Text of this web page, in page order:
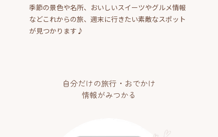
季節の景色や名所、おいしいスイーツやグルメ情報
などこれからの旅、週末に行きたい素敵なスポット
が見つかります♪
自分だけの旅行・おでかけ
情報がみつかる